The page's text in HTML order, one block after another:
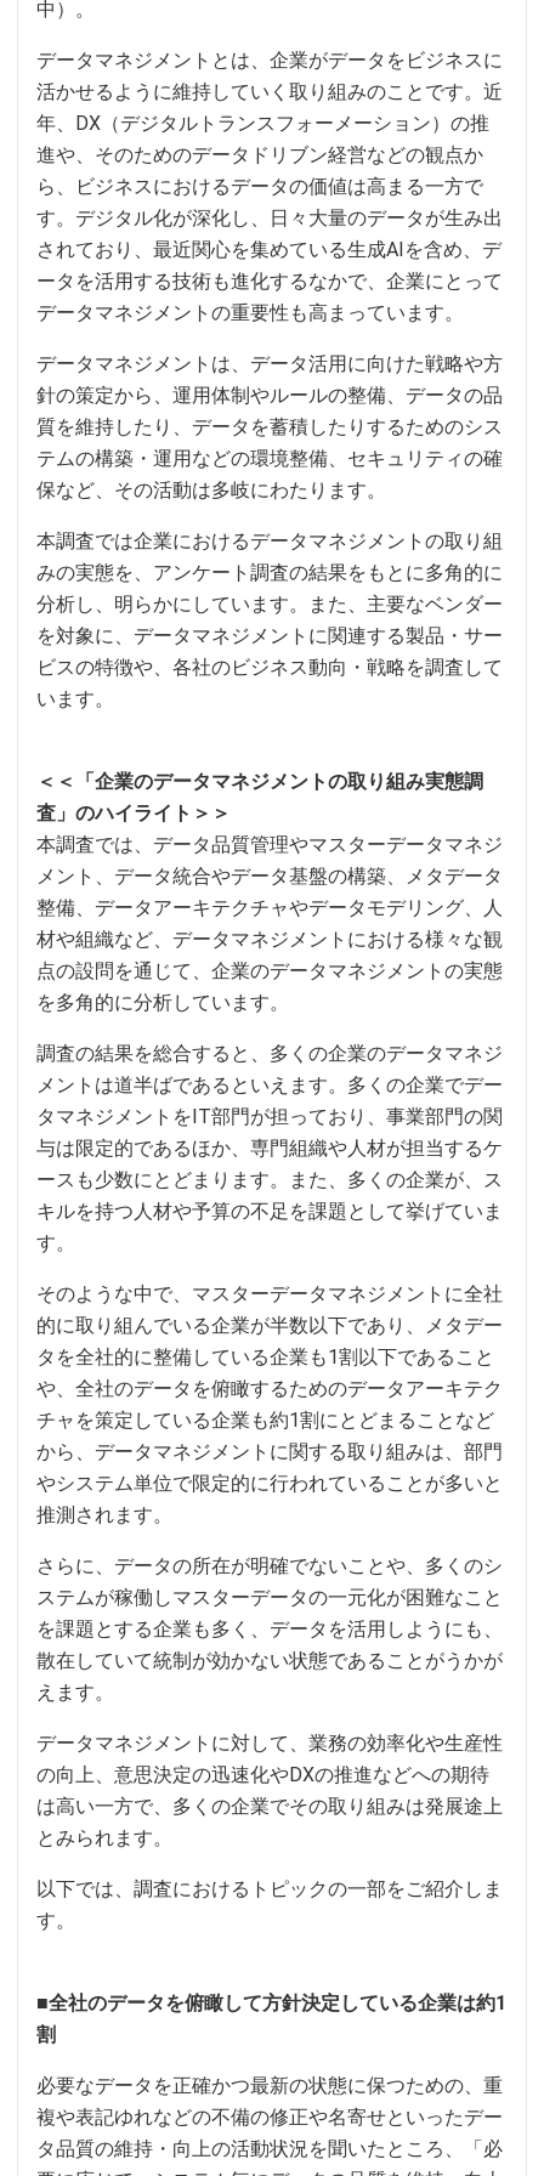
中）。
データマネジメントとは、企業がデータをビジネスに
活かせるように維持していく取り組みのことです。近
年、DX（デジタルトランスフォーメーション）の推
進や、そのためのデータドリブン経営などの観点か
ら、ビジネスにおけるデータの価値は高まる一方で
す。デジタル化が深化し、日々大量のデータが生み出
されており、最近関心を集めている生成AIを含め、デ
ータを活用する技術も進化するなかで、企業にとって
データマネジメントの重要性も高まっています。
データマネジメントは、データ活用に向けた戦略や方
針の策定から、運用体制やルールの整備、データの品
質を維持したり、データを蓄積したりするためのシス
テムの構築・運用などの環境整備、セキュリティの確
保など、その活動は多岐にわたります。
本調査では企業におけるデータマネジメントの取り組
みの実態を、アンケート調査の結果をもとに多角的に
分析し、明らかにしています。また、主要なベンダー
を対象に、データマネジメントに関連する製品・サー
ビスの特徴や、各社のビジネス動向・戦略を調査して
います。
＜＜「企業のデータマネジメントの取り組み実態調
査」のハイライト＞＞
本調査では、データ品質管理やマスターデータマネジ
メント、データ統合やデータ基盤の構築、メタデータ
整備、データアーキテクチャやデータモデリング、人
材や組織など、データマネジメントにおける様々な観
点の設問を通じて、企業のデータマネジメントの実態
を多角的に分析しています。
調査の結果を総合すると、多くの企業のデータマネジ
メントは道半ばであるといえます。多くの企業でデー
タマネジメントをIT部門が担っており、事業部門の関
与は限定的であるほか、専門組織や人材が担当するケ
ースも少数にとどまります。また、多くの企業が、ス
キルを持つ人材や予算の不足を課題として挙げていま
す。
そのような中で、マスターデータマネジメントに全社
的に取り組んでいる企業が半数以下であり、メタデー
タを全社的に整備している企業も1割以下であること
や、全社のデータを俯瞰するためのデータアーキテク
チャを策定している企業も約1割にとどまることなど
から、データマネジメントに関する取り組みは、部門
やシステム単位で限定的に行われていることが多いと
推測されます。
さらに、データの所在が明確でないことや、多くのシ
ステムが稼働しマスターデータの一元化が困難なこと
を課題とする企業も多く、データを活用しようにも、
散在していて統制が効かない状態であることがうかが
えます。
データマネジメントに対して、業務の効率化や生産性
の向上、意思決定の迅速化やDXの推進などへの期待
は高い一方で、多くの企業でその取り組みは発展途上
とみられます。
以下では、調査におけるトピックの一部をご紹介しま
す。
■全社のデータを俯瞰して方針決定している企業は約1
割
必要なデータを正確かつ最新の状態に保つための、重
複や表記ゆれなどの不備の修正や名寄せといったデー
タ品質の維持・向上の活動状況を聞いたところ、「必